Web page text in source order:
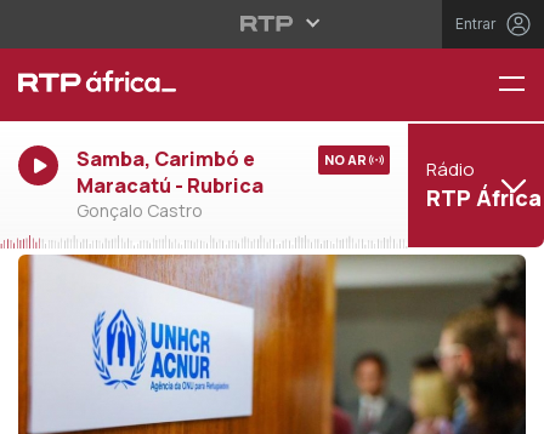
Entrar
Samba, Carimbó e
Maracatú - Rubrica
Gonçalo Castro
NO AR Rádio
RTP África